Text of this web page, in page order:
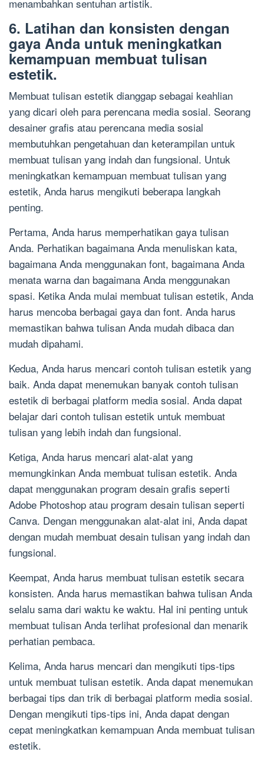
menambahkan sentuhan artistik.
6. Latihan dan konsisten dengan
gaya Anda untuk meningkatkan
kemampuan membuat tulisan
estetik.
Membuat tulisan estetik dianggap sebagai keahlian
yang dicari oleh para perencana media sosial. Seorang
desainer grafis atau perencana media sosial
membutuhkan pengetahuan dan keterampilan untuk
membuat tulisan yang indah dan fungsional. Untuk
meningkatkan kemampuan membuat tulisan yang
estetik, Anda harus mengikuti beberapa langkah
penting.
Pertama, Anda harus memperhatikan gaya tulisan
Anda. Perhatikan bagaimana Anda menuliskan kata,
bagaimana Anda menggunakan font, bagaimana Anda
menata warna dan bagaimana Anda menggunakan
spasi. Ketika Anda mulai membuat tulisan estetik, Anda
harus mencoba berbagai gaya dan font. Anda harus
memastikan bahwa tulisan Anda mudah dibaca dan
mudah dipahami.
Kedua, Anda harus mencari contoh tulisan estetik yang
baik. Anda dapat menemukan banyak contoh tulisan
estetik di berbagai platform media sosial. Anda dapat
belajar dari contoh tulisan estetik untuk membuat
tulisan yang lebih indah dan fungsional.
Ketiga, Anda harus mencari alat-alat yang
memungkinkan Anda membuat tulisan estetik. Anda
dapat menggunakan program desain grafis seperti
Adobe Photoshop atau program desain tulisan seperti
Canva. Dengan menggunakan alat-alat ini, Anda dapat
dengan mudah membuat desain tulisan yang indah dan
fungsional.
Keempat, Anda harus membuat tulisan estetik secara
konsisten. Anda harus memastikan bahwa tulisan Anda
selalu sama dari waktu ke waktu. Hal ini penting untuk
membuat tulisan Anda terlihat profesional dan menarik
perhatian pembaca.
Kelima, Anda harus mencari dan mengikuti tips-tips
untuk membuat tulisan estetik. Anda dapat menemukan
berbagai tips dan trik di berbagai platform media sosial.
Dengan mengikuti tips-tips ini, Anda dapat dengan
cepat meningkatkan kemampuan Anda membuat tulisan
estetik.